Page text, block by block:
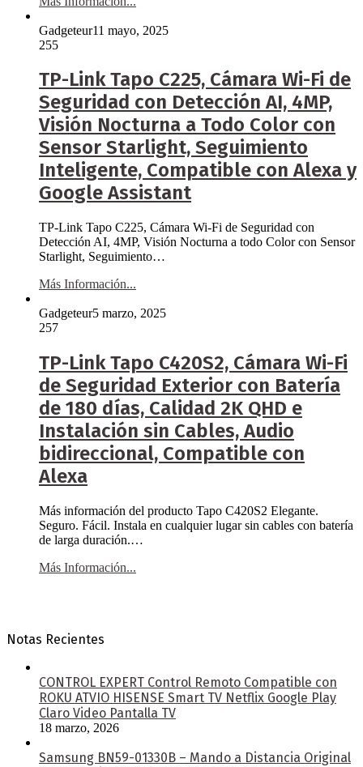
Gadgeteur11 mayo, 2025
255
TP-Link Tapo C225, Cámara Wi-Fi de
Seguridad con Detección AI, 4MP,
Visión Nocturna a Todo Color con
Sensor Starlight, Seguimiento
Inteligente, Compatible con Alexa y
Google Assistant
TP-Link Tapo C225, Cámara Wi-Fi de Seguridad con
Detección AI, 4MP, Visión Nocturna a todo Color con Sensor
Starlight, Seguimiento…
Más Información...
Gadgeteur5 marzo, 2025
257
TP-Link Tapo C420S2, Cámara Wi-Fi
de Seguridad Exterior con Batería
de 180 días, Calidad 2K QHD e
Instalación sin Cables, Audio
bidireccional, Compatible con
Alexa
Más información del producto Tapo C420S2 Elegante.
Seguro. Fácil. Instala en cualquier lugar sin cables con batería
de larga duración.…
Más Información...
Notas Recientes
CONTROL EXPERT Control Remoto Compatible con
ROKU ATVIO HISENSE Smart TV Netflix Google Play
Claro Video Pantalla TV
18 marzo, 2026
Samsung BN59-01330B – Mando a Distancia Original